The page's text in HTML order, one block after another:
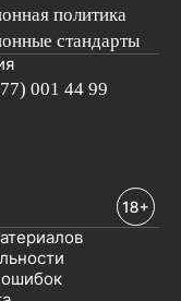
политика
стандарты
001 44 99
ошибок